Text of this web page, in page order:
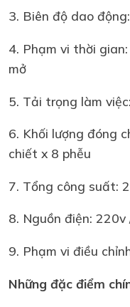
3. Biên độ dao
4. Phạm vi thời
mở
5. Tải trọng làm
6. Khối lượng đóng
chiết x 8 phễu
7. Tổng công suất:
8. Nguồn điện:
9. Phạm vi điều
Những đặc điểm